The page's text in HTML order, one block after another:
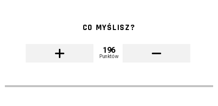
CO MYŚLISZ?
196
Punktów